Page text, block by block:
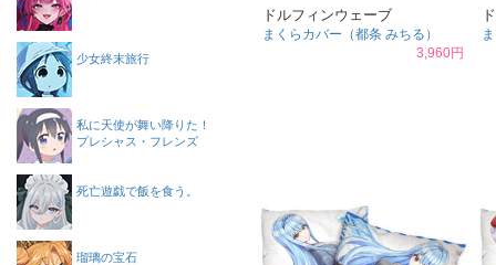
ドルフィンウェーブ
まくらカバー（都条 みちる）
3,960円
少女終末旅行
私に天使が舞い降りた！
プレシャス・フレンズ
死亡遊戯で飯を食う。
瑠璃の宝石